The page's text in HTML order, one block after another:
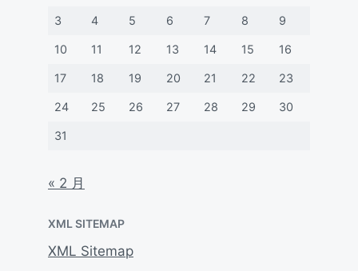
3 4 5 6 7 8 9
10 11 12 13 14 15 16
17 18 19 20 21 22 23
24 25 26 27 28 29 30
31
« 2 月
XML SITEMAP
XML Sitemap